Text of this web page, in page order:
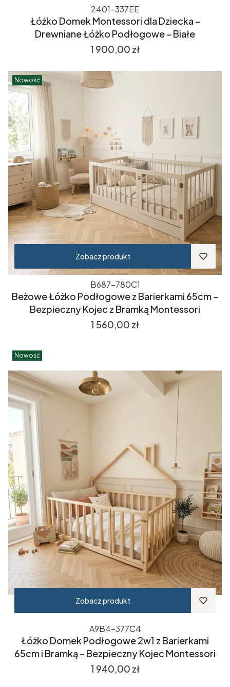
2401-337EE
Łóżko Domek Montessori dla Dziecka –
Drewniane Łóżko Podłogowe – Białe
Cena
1 900,00 zł
Nowość
Zobacz produkt
B687-780C1
Beżowe Łóżko Podłogowe z Barierkami 65cm –
Bezpieczny Kojec z Bramką Montessori
Cena
1 560,00 zł
Nowość
Zobacz produkt
A9B4-377C4
Łóżko Domek Podłogowe 2w1 z Barierkami
65cm i Bramką – Bezpieczny Kojec Montessori
Cena
1 940,00 zł